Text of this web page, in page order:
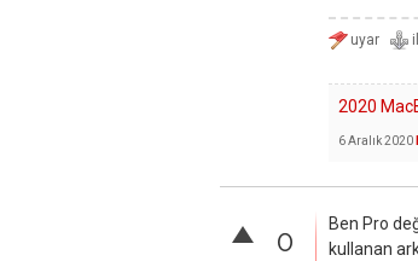
2020
6 Aralık 2020
0
Ben Pro
kullanan